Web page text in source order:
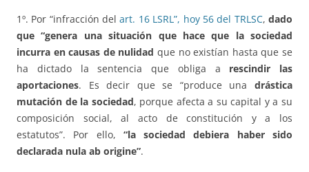
1º. Por “infracción delart. 16 LSRL”, hoy 56 del TRLSC,dado
que “genera una situación que hace que la sociedad
incurra en causas de nulidad que no existían hasta que se
ha dictado la sentencia que obliga a rescindir las
aportaciones. Es decir que se “produce una drástica
mutación de la sociedad, porque afecta a su capital y a su
composición social, al acto de constitución y a los
estatutos”. Por ello, “la sociedad debiera haber sido
declarada nula ab origine”.